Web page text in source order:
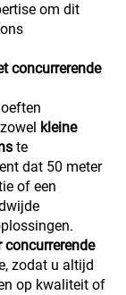
om dit
concurrerende
kleine
te
dat 50 meter
of een
concurrerende
zodat u altijd
op kwaliteit of